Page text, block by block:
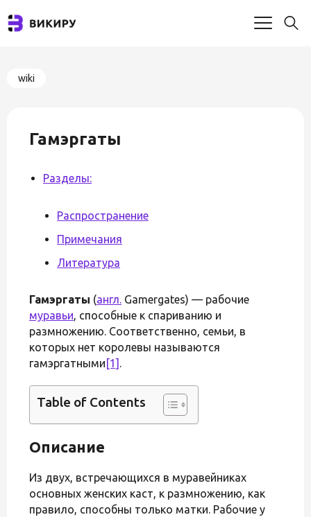
wiki
Гамэргаты
Разделы:
Распространение
Примечания
Литература
Гамэргаты (англ. Gamergates) — рабочие
муравьи, способные к спариванию и
размножению. Соответственно, семьи, в
которых нет королевы называются
гамэргатными [1] .
Table of Contents
Описание
Из двух, встречающихся в муравейниках
основных женских каст, к размножению, как
правило, способны только матки. Рабочие у